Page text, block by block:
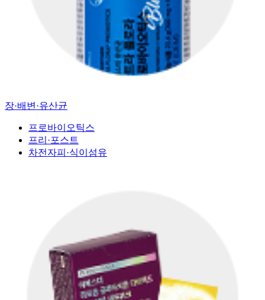
장·배변·유산균
프로바이오틱스
프리·포스트
차전자피·식이섬유